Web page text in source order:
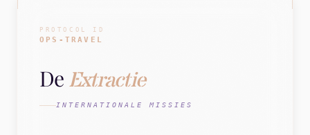
PROTOCOL ID
OPS-TRAVEL
De Extractie
INTERNATIONALE MISSIES